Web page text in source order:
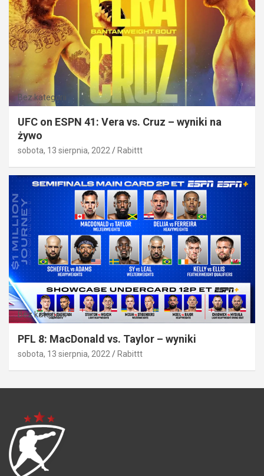
Bez kategorii
UFC on ESPN 41: Vera vs. Cruz – wyniki na
żywo
sobota, 13 sierpnia, 2022 Rabittt
Bez kategorii
PFL 8: MacDonald vs. Taylor – wyniki
sobota, 13 sierpnia, 2022 Rabittt